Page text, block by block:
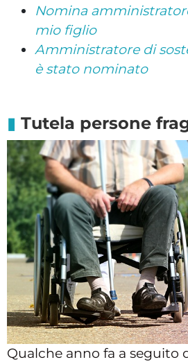
Nomina
mio figlio
Amministratore di
è stato nominato
Tutela persone
Qualche anno fa a seguito